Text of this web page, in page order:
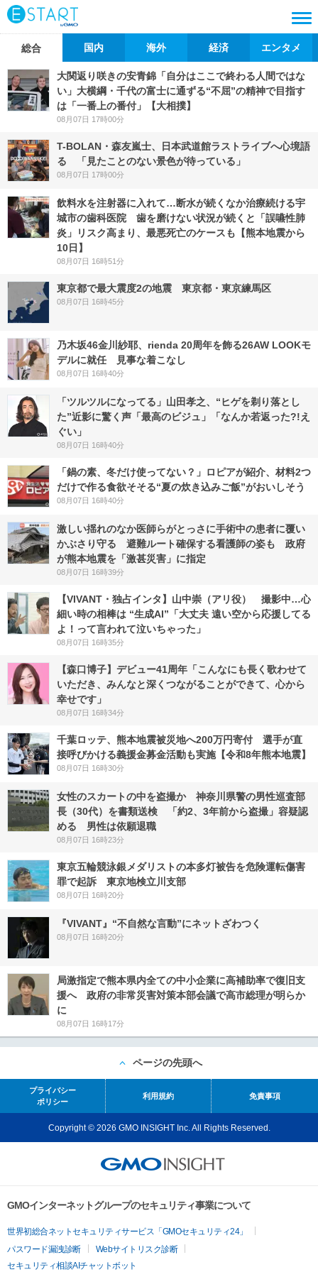
総合 国内 海外 経済 エンタメ
大関返り咲きの安青錦「自分はここで終わる人間ではな
い」大横綱・千代の富士に通ずる“不屈”の精神で目指す
は「一番上の番付」【大相撲】
08月07日 17時00分
T-BOLAN・森友嵐士、日本武道館ラストライブへ心境語
る 「見たことのない景色が待っている」
08月07日 17時00分
飲料水を注射器に入れて…断水が続くなか治療続ける宇
城市の歯科医院 歯を磨けない状況が続くと「誤嚥性肺
炎」リスク高まり、最悪死亡のケースも【熊本地震から
10日】
08月07日 16時51分
東京都で最大震度2の地震 東京都・東京練馬区
08月07日 16時45分
乃木坂46金川紗耶、rienda 20周年を飾る26AW LOOKモ
デルに就任 見事な着こなし
08月07日 16時40分
「ツルツルになってる」山田孝之、“ヒゲを剃り落とし
た”近影に驚く声「最高のビジュ」「なんか若返った?!え
ぐい」
08月07日 16時40分
「鍋の素、冬だけ使ってない？」ロピアが紹介、材料2つ
だけで作る食欲そそる“夏の炊き込みご飯”がおいしそう
08月07日 16時40分
激しい揺れのなか医師らがとっさに手術中の患者に覆い
かぶさり守る 避難ルート確保する看護師の姿も 政府
が熊本地震を「激甚災害」に指定
08月07日 16時39分
【VIVANT・独占インタ】山中崇（アリ役） 撮影中…心
細い時の相棒は “生成AI”「大丈夫 遠い空から応援してる
よ！って言われて泣いちゃった」
08月07日 16時35分
【森口博子】デビュー41周年「こんなにも長く歌わせて
いただき、みんなと深くつながることができて、心から
幸せです」
08月07日 16時34分
千葉ロッテ、熊本地震被災地へ200万円寄付 選手が直
接呼びかける義援金募金活動も実施【令和8年熊本地震】
08月07日 16時30分
女性のスカートの中を盗撮か 神奈川県警の男性巡査部
長（30代）を書類送検 「約2、3年前から盗撮」容疑認
める 男性は依願退職
08月07日 16時23分
東京五輪競泳銀メダリストの本多灯被告を危険運転傷害
罪で起訴 東京地検立川支部
08月07日 16時20分
『VIVANT』“不自然な言動”にネットざわつく
08月07日 16時20分
局激指定で熊本県内全ての中小企業に高補助率で復旧支
援へ 政府の非常災害対策本部会議で高市総理が明らか
に
08月07日 16時17分
ページの先頭へ
プライバシー
ポリシー
利用規約 免責事項
Copyright © 2026 GMO INSIGHT Inc. All Rights Reserved.
GMOインターネットグループのセキュリティ事業について
世界初総合ネットセキュリティサービス「GMOセキュリティ24」
パスワード漏洩診断
Webサイトリスク診断
セキュリティ相談AIチャットボット